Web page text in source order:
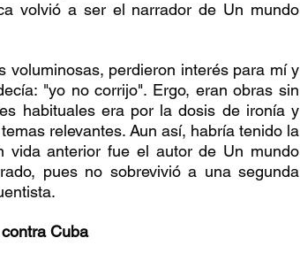
volvió a ser el narrador de Un mundo
voluminosas, perdieron interés para mí y
"yo no corrijo". Ergo, eran obras sin
habituales era por la dosis de ironía y
relevantes. Aun así, habría tenido la
vida anterior fue el autor de Un mundo
pues no sobrevivió a una segunda
Cuba